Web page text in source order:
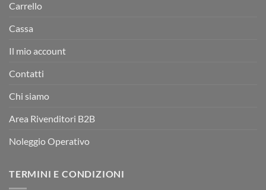
Carrello
Cassa
Il mio account
Contatti
Chi siamo
Area Rivenditori B2B
Noleggio Operativo
TERMINI E CONDIZIONI